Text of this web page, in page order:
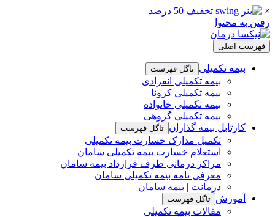
×
رفتن به محتوا
فهرست اصلی
بیمه تکمیلی تاگل فهرست
بیمه تکمیلی انفرادی
بیمه تکمیلی کرونا
بیمه تکمیلی خانواده
بیمه تکمیلی گروهی
کارتابل بیمه گذاران تاگل فهرست
تکمیل مدارک خسارت بیمه تکمیلی
استعلام خسارت بیمه تکمیلی سامان
مراکز درمانی طرف قرارداد بیمه سامان
معرفی نامه بیمه تکمیلی سامان
درمانت | بیمه سامان
آموزش تاگل فهرست
مقالات بیمه تکمیلی